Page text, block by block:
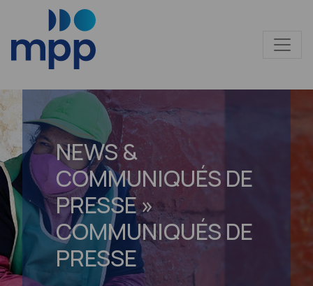
NEWS &
COMMUNIQUÉS DE
PRESSE »
COMMUNIQUÉS DE
PRESSE